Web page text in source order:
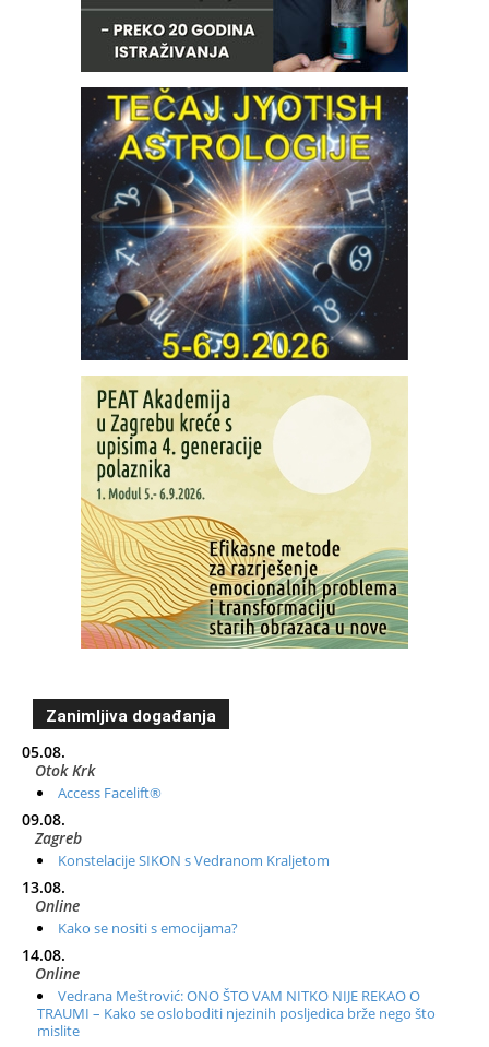
Zanimljiva događanja
05.08.
Otok Krk
Access Facelift®
09.08.
Zagreb
Konstelacije SIKON s Vedranom Kraljetom
13.08.
Online
Kako se nositi s emocijama?
14.08.
Online
Vedrana Meštrović: ONO ŠTO VAM NITKO NIJE REKAO O
TRAUMI – Kako se osloboditi njezinih posljedica brže nego što
mislite